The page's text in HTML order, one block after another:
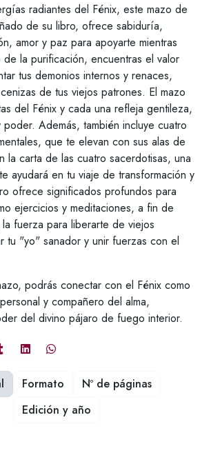
radiantes del Fénix, este mazo de
de su libro, ofrece sabiduría,
amor y paz para apoyarte mientras
la purificación, encuentras el valor
tus demonios internos y renaces,
de tus viejos patrones. El mazo
del Fénix y cada una refleja gentileza,
Además, también incluye cuatro
que te elevan con sus alas de
la carta de las cuatro sacerdotisas, una
ayudará en tu viaje de transformación y
ofrece significados profundos para
ejercicios y meditaciones, a fin de
fuerza para liberarte de viejos
tu "yo" sanador y unir fuerzas con el
podrás conectar con el Fénix como
y compañero del alma,
del divino pájaro de fuego interior.
Formato
Nº de páginas
Edición y año